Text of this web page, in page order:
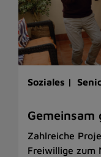
Soziales |
Gemeinsam
Zahlreiche
Freiwillige zum